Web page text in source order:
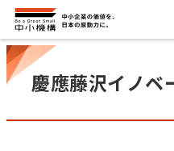
慶應藤沢イノベ